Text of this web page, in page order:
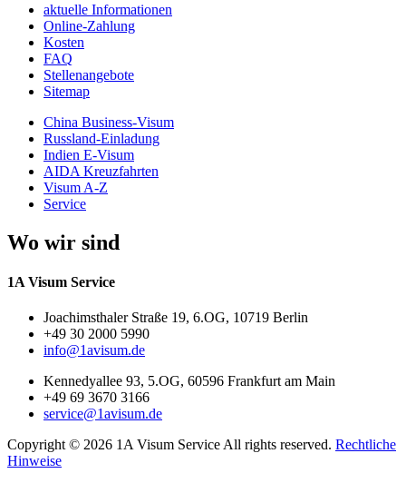
aktuelle Informationen
Online-Zahlung
Kosten
FAQ
Stellenangebote
Sitemap
China Business-Visum
Russland-Einladung
Indien E-Visum
AIDA Kreuzfahrten
Visum A-Z
Service
Wo wir sind
1A Visum Service
Joachimsthaler Straße 19, 6.OG, 10719 Berlin
+49 30 2000 5990
info@1avisum.de
Kennedyallee 93, 5.OG, 60596 Frankfurt am Main
+49 69 3670 3166
service@1avisum.de
Copyright © 2026 1A Visum Service All rights reserved. Rechtliche
Hinweise